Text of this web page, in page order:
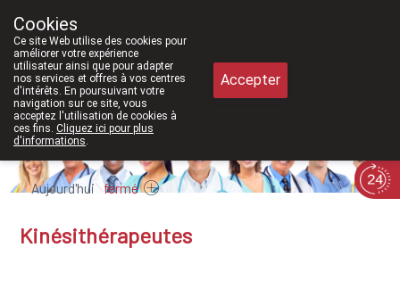
Aujourd'hui fermé
Kinésithérapeutes
Cookies
Ce site Web utilise des cookies pour
améliorer votre expérience
utilisateur ainsi que pour adapter
nos services et offres à vos centres
d'intérêts. En poursuivant votre
navigation sur ce site, vous
acceptez l'utilisation de cookies à
ces fins. Cliquez ici pour plus
d'informations.
Accepter